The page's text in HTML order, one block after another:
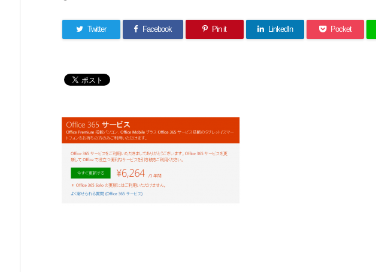
Twitter Facebook Pin it LinkedIn Pocket